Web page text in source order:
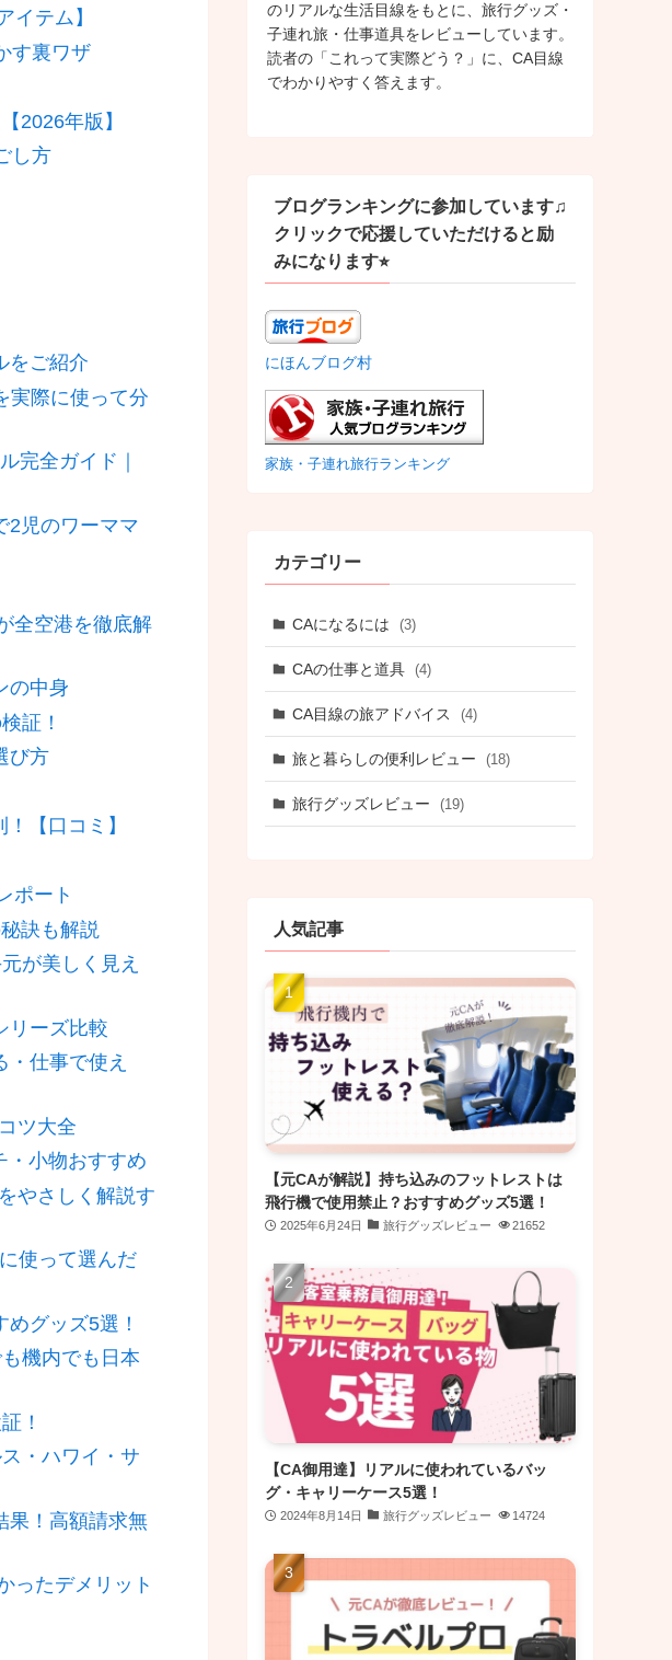
イテム】
す裏ワザ
2026年版】
し方
をご紹介
実際に使って分
完全ガイド｜
2児のワーママ
全空港を徹底解
の中身
証！
び方
【口コミ】
ポート
訣も解説
が美しく見え
リーズ比較
仕事で使え
ツ大全
・小物おすすめ
やさしく解説す
使って選んだ
グッズ5選！
機内でも日本
！
・ハワイ・サ
果！高額請求無
ったデメリット
のリアルな生活目線をもとに、旅行グッズ・
子連れ旅・仕事道具をレビューしています。
読者の「これって実際どう？」に、CA目線
でわかりやすく答えます。
ブログランキングに参加しています♫
クリックで応援していただけると励
みになります⭐︎
にほんブログ村
家族・子連れ旅行ランキング
カテゴリー
CAになるには (3)
CAの仕事と道具 (4)
CA目線の旅アドバイス (4)
旅と暮らしの便利レビュー (18)
旅行グッズレビュー (19)
人気記事
【元CAが解説】持ち込みのフットレストは
飛行機で使用禁止？おすすめグッズ5選！
2025年6月24日 旅行グッズレビュー 21652
【CA御用達】リアルに使われているバッ
グ・キャリーケース5選！
2024年8月14日 旅行グッズレビュー 14724